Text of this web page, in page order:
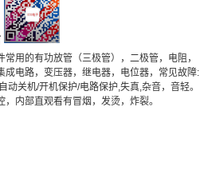
常用的有功放管（三极管），二极管，电阻，
成电路，变压器，继电器，电位器，常见故障:
动关机/开机保护/电路保护,失真,杂音，音轻。
，内部直观看有冒烟，发烫，炸裂。